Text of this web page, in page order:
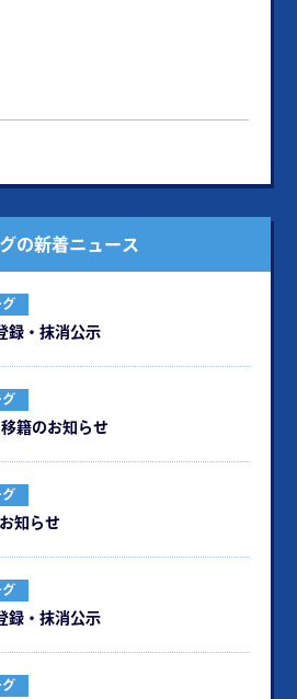
の新着ニュース
グ
・抹消公示
グ
籍のお知らせ
グ
知らせ
グ
・抹消公示
グ